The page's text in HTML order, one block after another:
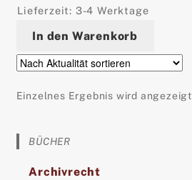
Lieferzeit: 3-4 Werktage
In den Warenkorb
Einzelnes Ergebnis wird angezeigt
BÜCHER
Archivrecht